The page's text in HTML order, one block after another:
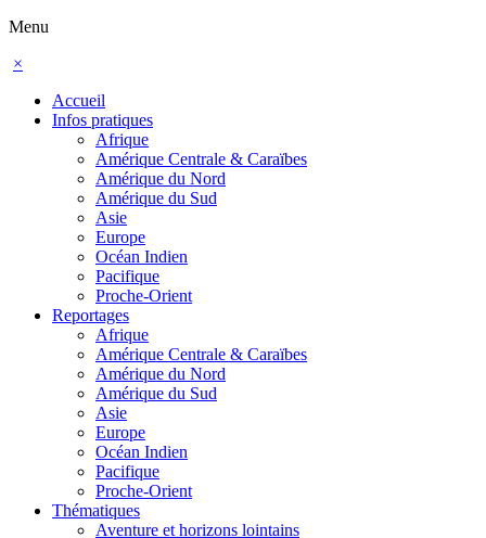
Menu
×
Accueil
Infos pratiques
Afrique
Amérique Centrale & Caraïbes
Amérique du Nord
Amérique du Sud
Asie
Europe
Océan Indien
Pacifique
Proche-Orient
Reportages
Afrique
Amérique Centrale & Caraïbes
Amérique du Nord
Amérique du Sud
Asie
Europe
Océan Indien
Pacifique
Proche-Orient
Thématiques
Aventure et horizons lointains